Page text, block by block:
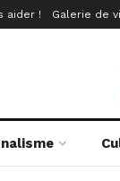
aider ! Galerie de